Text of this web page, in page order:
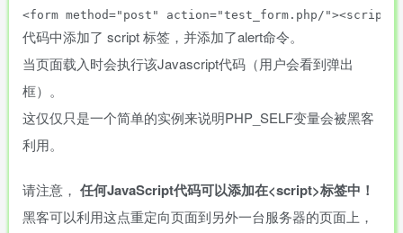
代码中添加了 script 标签，并添加了alert命令。
当页面载入时会执行该Javascript代码（用户会看到弹出
框）。
这仅仅只是一个简单的实例来说明PHP_SELF变量会被黑客
利用。
请注意， 任何JavaScript代码可以添加在<script>标签中！
黑客可以利用这点重定向页面到另外一台服务器的页面上，